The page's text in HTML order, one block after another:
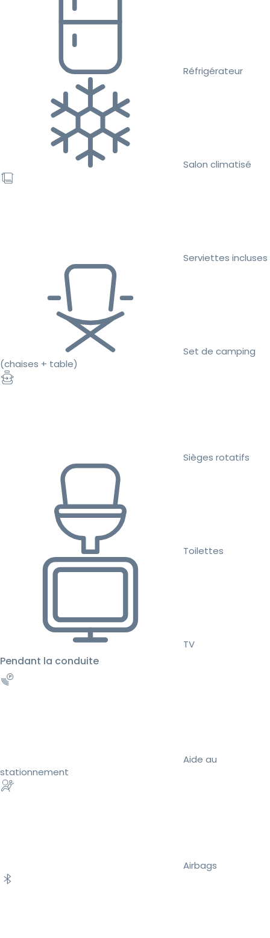
Réfrigérateur
Salon climatisé
Serviettes incluses
Set de camping
(chaises + table)
Sièges rotatifs
Toilettes
TV
Pendant la conduite
Aide au
stationnement
Airbags